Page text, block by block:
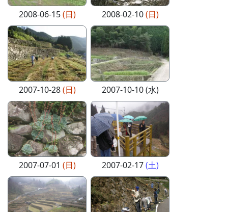
2008-06-15(日) 2008-02-10(日)
2007-10-28(日) 2007-10-10 (水)
2007-07-01 (日) 2007-02-17(土)